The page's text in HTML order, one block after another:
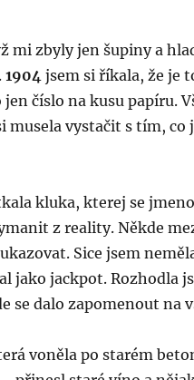
mi zbyly jen šupiny a
1904 jsem si říkala, že je
číslo na kusu papíru.
musela vystačit s tím, co
kluka, kterej se
z reality. Někde
Sice jsem
jako jackpot. Rozhodla
se dalo zapomenout na
voněla po starém